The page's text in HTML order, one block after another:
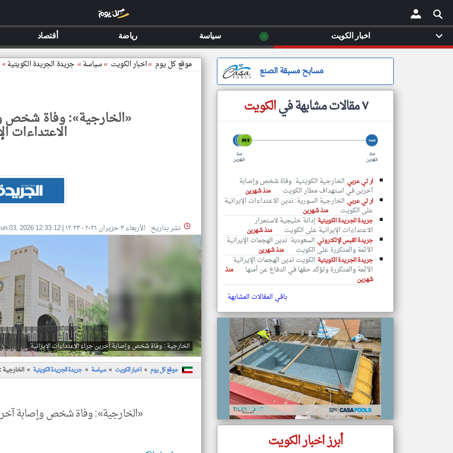
× موقع كل يوم »اخبار الكويت »سياسة» جريدة الجريدة الكويتية»
«الخارجية»: وفاة شخص
الاعتداءات
نشر بتاريخ: الأربعاء ٣ حزيران ٢٠٢٦ - ١٢:٣٣ |
03, 2026 12:33:12
الخارجية : وفاة شخص وإصابة آخرين جراء الاعتداءات الإيرانية
موقع كل يوم اخبار الكويت سياسة جريدة الجريدة الكويتية
«الخارجية»: وفاة شخص وإصابة
مسابح مسبقة الصنع
٧ مقالات مشابهة في الكويت
منذ
شهرين
منذ
شهرين
ار تي عربي ‏الخارجية الكويتية: وفاة شخص وإصابة
آخرين في استهداف مطار الكويت
منذ شهرين
ار تي عربي الخارجية السورية: ندين الاعتداءات الإيرانية
على الكويت
منذ شهرين
جريدة الجريدة الكويتية إدانة خليجية لاستمرار
الاعتداءات الإيرانية على الكويت
منذ شهرين
جريدة القبس الإلكتروني السعودية: ندين الهجمات الإيرانية
الآثمة والمتكررة على الكويت
منذ شهرين
جريدة الجريدة الكويتية الكويت تدين الهجمات الإيرانية
الآثمة والمتكررة وتؤكد حقها في الدفاع عن أمنها
منذ
شهرين
باقي المقالات المشابهة
أبرز اخبار الكويت
اخبار الكويت ◉ سياسة رياضة أقتصاد